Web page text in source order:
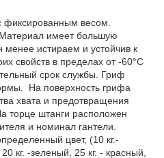
весом.
имеет большую
менее истираем и устойчив к
свойств в пределах от -60°С
срок службы. Гриф
На поверхность грифа
хвата и предотвращения
торце штанги расположен
и номинал гантели.
цвет, (10 кг.-
кг. -зеленый, 25 кг. - красный,